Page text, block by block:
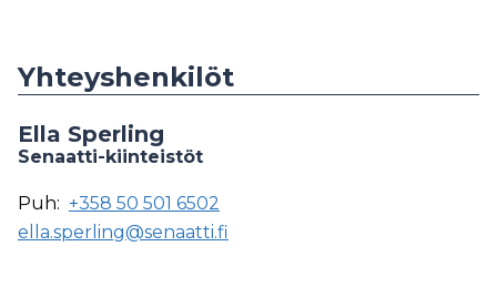
Yhteyshenkilöt
Ella Sperling
Senaatti-kiinteistöt
Puh: +358 50 501 6502
ella.sperling@senaatti.fi